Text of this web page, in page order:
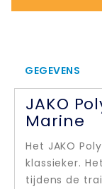
GEGEVENS
JAKO
Marine
Het JAKO
klassieker.
tijdens de